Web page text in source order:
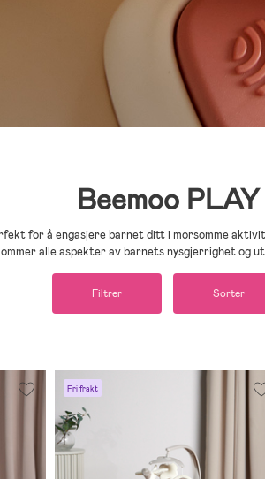
Beemoo PLAY
for å engasjere barnet ditt i morsomme
alle aspekter av barnets nysgjerrighet og
Filtrer Sorter
Fri frakt